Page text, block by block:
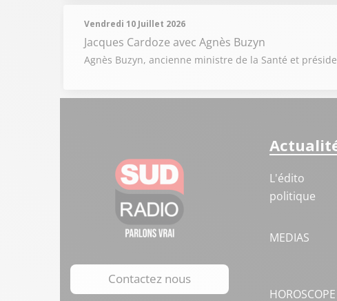
Vendredi 10 Juillet 2026
Jacques Cardoze avec Agnès Buzyn
Agnès Buzyn, ancienne ministre de la Santé et
Contactez nous
L'édito
politique
MEDIAS
HOROSCOPE